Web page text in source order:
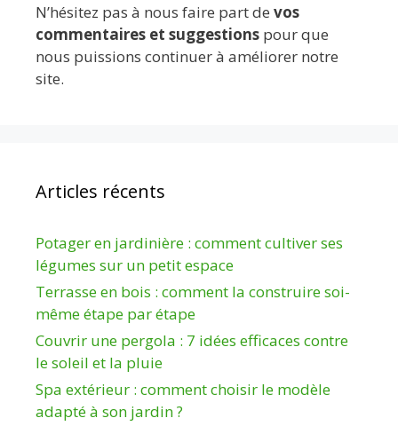
N’hésitez pas à nous faire part de vos
commentaires et suggestions pour que
nous puissions continuer à améliorer notre
site.
Articles récents
Potager en jardinière : comment cultiver ses
légumes sur un petit espace
Terrasse en bois : comment la construire soi-
même étape par étape
Couvrir une pergola : 7 idées efficaces contre
le soleil et la pluie
Spa extérieur : comment choisir le modèle
adapté à son jardin ?